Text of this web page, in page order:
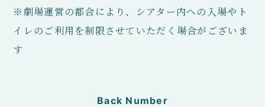
※劇場運営の都合により、シアター内への入場やト
イレのご利用を制限させていただく場合がございま
す
Back Number